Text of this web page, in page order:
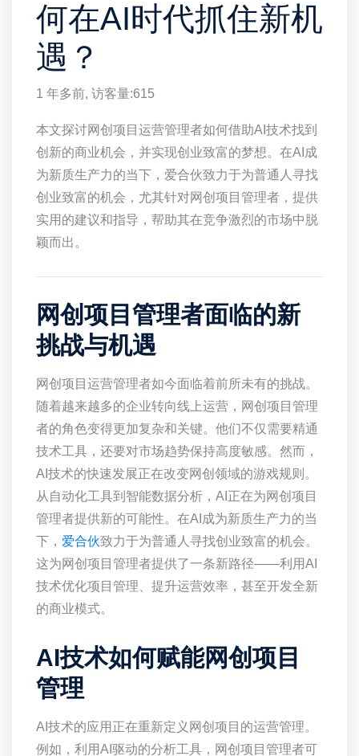
何在AI时代抓住新机
遇？
1 年多前, 访客量:615
本文探讨网创项目运营管理者如何借助AI技术找到
创新的商业机会，并实现创业致富的梦想。在AI成
为新质生产力的当下，爱合伙致力于为普通人寻找
创业致富的机会，尤其针对网创项目管理者，提供
实用的建议和指导，帮助其在竞争激烈的市场中脱
颖而出。
网创项目管理者面临的新
挑战与机遇
网创项目运营管理者如今面临着前所未有的挑战。
随着越来越多的企业转向线上运营，网创项目管理
者的角色变得更加复杂和关键。他们不仅需要精通
技术工具，还要对市场趋势保持高度敏感。然而，
AI技术的快速发展正在改变网创领域的游戏规则。
从自动化工具到智能数据分析，AI正在为网创项目
管理者提供新的可能性。在AI成为新质生产力的当
下， 爱合伙致力于为普通人寻找创业致富的机会。
这为网创项目管理者提供了一条新路径——利用AI
技术优化项目管理、提升运营效率，甚至开发全新
的商业模式。
AI技术如何赋能网创项目
管理
AI技术的应用正在重新定义网创项目的运营管理。
例如，利用AI驱动的分析工具，网创项目管理者可